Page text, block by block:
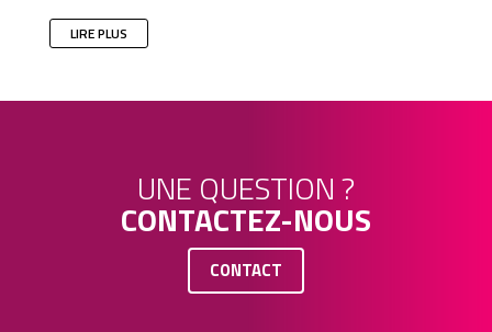
LIRE PLUS
UNE QUESTION ?
CONTACTEZ-NOUS
CONTACT